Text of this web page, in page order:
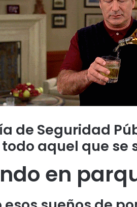
de Seguridad
todo aquel que se
en